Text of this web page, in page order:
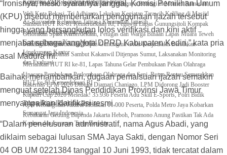
Kemenko PMK Gandeng Beberapa Intansi
Peduli Sesama, Menekraf Tekankan Pentingnya Berbagi di Momen Ramadan
Wali Kota Bekasi, Tri Adhianto Lakukan Kegiatan Tarawih Keliling di Masjid
Ar-Rosyadah Kelurahan Jatirasa Kecamatan Jatiasih
Sambut HUT Ke-81 Kemerdekaan RI, Pegawai Lapas Gunungsitoli Kompak
Bersihkan Lingkungan Kantor
Gelorakan Spirit Kemerdekaan, Petugas dan Warga Binaan Lapas Muara Teweh
Gotong Royong Kurve Masjid
Semangat Kemerdekaan, Lapas Gunungtua Gelar Kerja Bakti Bersihkan
Lingkungan Kantor
Karutan Humbahas Sambut Kakanwil Ditjenpas Sumut, Laksanakan Monitoring
dan Evaluasi
Meriahkan HUT RI ke-81, Lapas Tahuna Gelar Pembukaan Pekan Olahraga
Upacara Pembukaan Perlombaan Olahraga dan Seni, Rutan Rantau Semarakkan
HUT ke-81 Kemerdekaan RI
Rakernas LPM 2026 Dibuka Djamari Chaniago, LPM Didorong Jadi Booster
Program Pemerintah
Kapolri Cup 2026 Meledak! 35.936 Peserta Adu Skill E-Sports, Polri Bidik
Talenta Digital Berkelas Dunia
Apel Kebangsaan Jakarta Libatkan 11.000 Peserta, Polda Metro Jaya Kobarkan
Semangat Jaga Indonesia
Kebakaran Gedung Bapenda Jakarta Heboh, Pramono Anung Pastikan Tak Ada
Korban dan Layanan Tetap Berjalan
“Ironisnya, meski syaratnya janggal, Komisi Pemilihan Umum
(KPU) disebut membenarkan penggunaan ijazah tersebut
hingga yang bersangkutan lolos verifikasi dan kini aktif
menjabat sebagai anggota DPRD Kabupaten Kediri,” kata pria
asal Madura ini.
Baihaki menambahkan, dugaan pemalsuan ijazah semakin
menguat setelah Dinas Pendidikan Provinsi Jawa Timur
menyampaikan klarifikasi resmi.
“Dalam penelusuran administratif, nama Agus Abadi, yang
diklaim sebagai lulusan SMA Jaya Sakti, dengan Nomor Seri
04 OB UM 0221384 tanggal 10 Juni 1993, tidak tercatat dalam